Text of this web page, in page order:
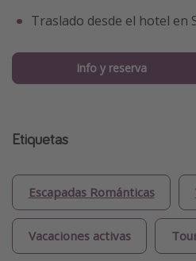
Traslado desde el hotel en
Info y reserva
Etiquetas
Escapadas Románticas
Vacaciones activas